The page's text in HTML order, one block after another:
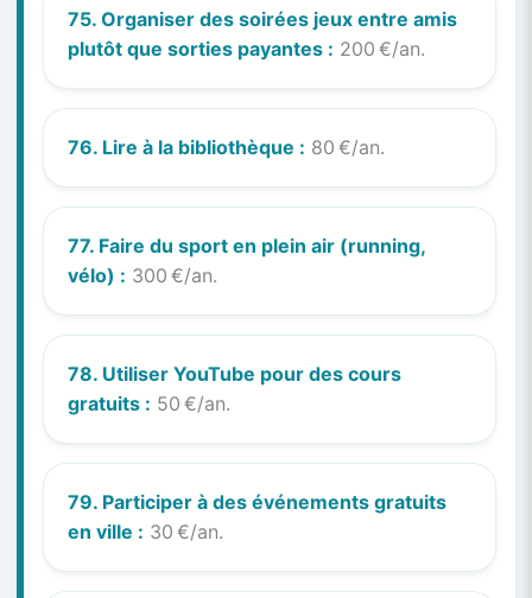
75. Organiser des soirées jeux entre amis
plutôt que sorties payantes : 200 €/an.
76. Lire à la bibliothèque : 80 €/an.
77. Faire du sport en plein air (running,
vélo) : 300 €/an.
78. Utiliser YouTube pour des cours
gratuits : 50 €/an.
79. Participer à des événements gratuits
en ville : 30 €/an.